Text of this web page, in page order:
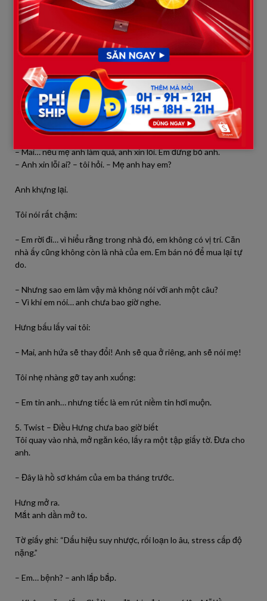
Tôi cong môi:
– “Tụi mình” ư?
Từ khi nào anh coi đây là nhà chung?
Khi mẹ anh quyết định từng bữa ăn trong nhà?
Khi anh đuổi em đi chỉ để mẹ anh bớt giận?
Hưng im lặng.
Tôi nhìn rõ sự hoảng loạn trong mắt anh, như người lần đầu
nhận ra mình vừa đánh mất thứ không thể mua lại.
– Mai… nếu mẹ anh làm quá, anh xin lỗi. Em đừng bỏ anh.
– Anh xin lỗi ai? – tôi hỏi. – Mẹ anh hay em?
Anh khựng lại.
Tôi nói rất chậm:
– Em rời đi… vì hiểu rằng trong nhà đó, em không có vị trí. Căn
nhà ấy cũng không còn là nhà của em. Em bán nó để mua lại tự
do.
– Nhưng sao em làm vậy mà không nói với anh một câu?
– Vì khi em nói… anh chưa bao giờ nghe.
Hưng bấu lấy vai tôi:
– Mai, anh hứa sẽ thay đổi! Anh sẽ qua ở riêng, anh sẽ nói mẹ!
Tôi nhẹ nhàng gỡ tay anh xuống:
– Em tin anh… nhưng tiếc là em rút niềm tin hơi muộn.
5. Twist – Điều Hưng chưa bao giờ biết
Tôi quay vào nhà, mở ngăn kéo, lấy ra một tập giấy tờ. Đưa cho
anh.
– Đây là hồ sơ khám của em ba tháng trước.
Hưng mở ra.
Mắt anh dần mở to.
Tờ giấy ghi: “Dấu hiệu suy nhược, rối loạn lo âu, stress cấp độ
nặng.”
– Em… bệnh? – anh lắp bắp.